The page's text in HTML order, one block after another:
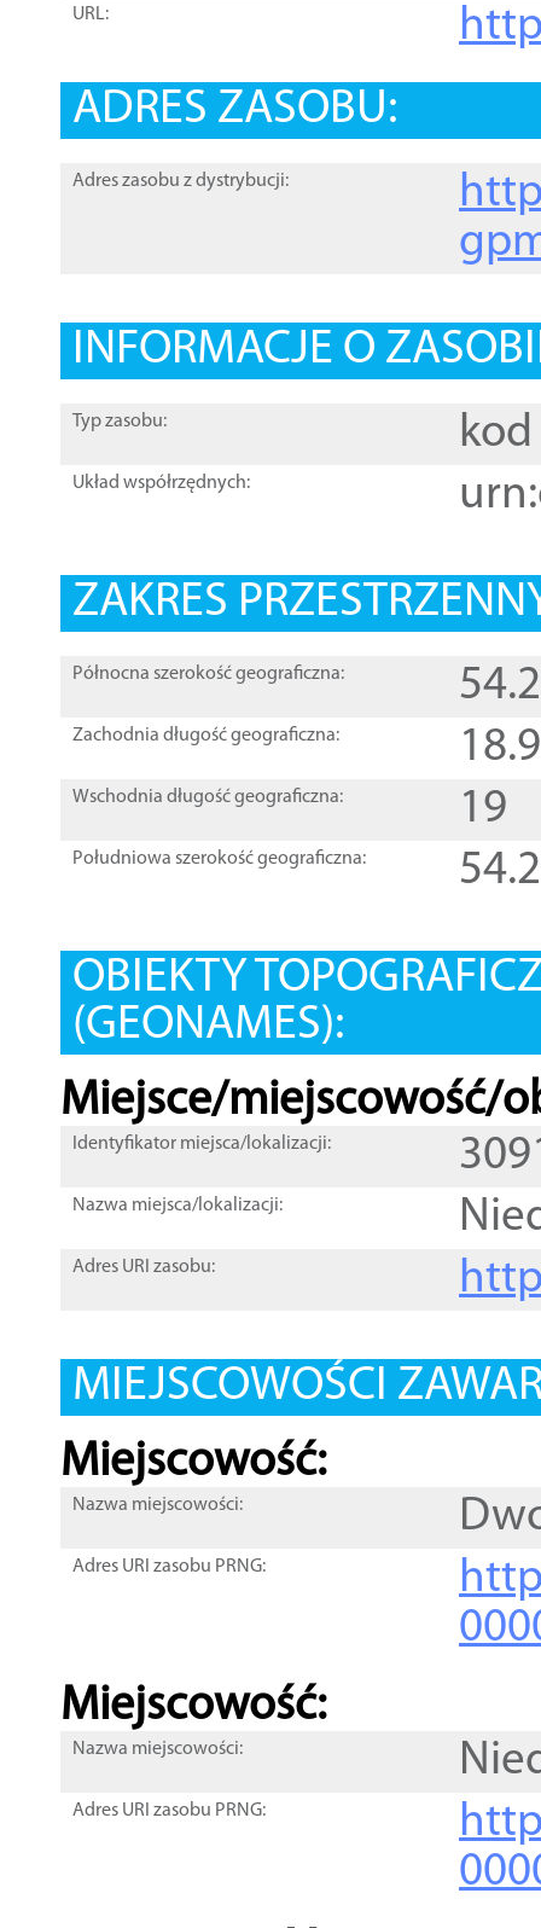
URL:
ADRES ZASOBU:
Adres zasobu z dystrybucji:
INFORMACJE O
Typ zasobu: kod
Układ współrzędnych:
ZAKRES
Północna szerokość geograficzna:
Zachodnia długość geograficzna:
Wschodnia długość geograficzna: 19
Południowa szerokość geograficzna:
OBIEKTY
(GEONAMES):
Miejsce/miejscowość/
Identyfikator miejsca/lokalizacji:
Nazwa miejsca/lokalizacji:
Adres URI zasobu:
MIEJSCOWOŚCI
Miejscowość:
Nazwa miejscowości:
Adres URI zasobu PRNG:
Miejscowość:
Nazwa miejscowości:
Adres URI zasobu PRNG: